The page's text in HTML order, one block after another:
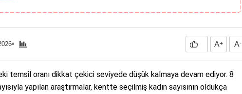
A+ A-
temsil oranı dikkat çekici seviyede düşük kalmaya devam ediyor. 8
yapılan araştırmalar, kentte seçilmiş kadın sayısının oldukça